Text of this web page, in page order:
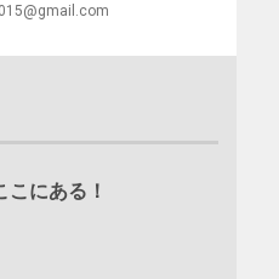
にある！